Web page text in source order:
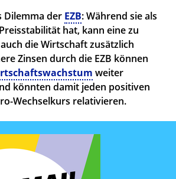
Dilemma der EZB: Während sie als
hat, kann eine zu
die Wirtschaft zusätzlich
Zinsen durch die EZB können
weiter
könnten damit jeden positiven
Wechselkurs relativieren.